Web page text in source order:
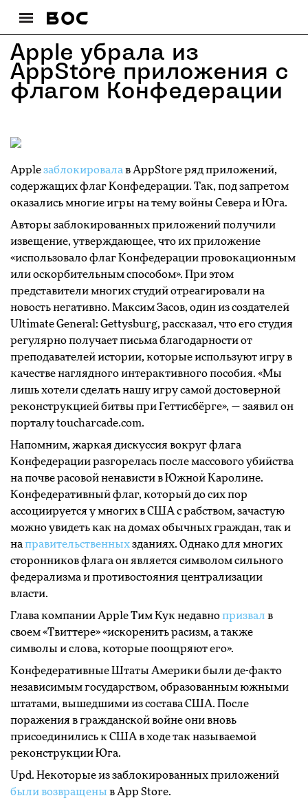
Apple убрала из
AppStore приложения с
флагом Конфедерации
Appleзаблокировала в AppStore ряд приложений,
содержащих флаг Конфедерации. Так, под запретом
оказались многие игры на тему войны Севера и Юга.
Авторы заблокированных приложений получили
извещение, утверждающее, что их приложение
«использовало флаг Конфедерации провокационным
или оскорбительным способом». При этом
представители многих студий отреагировали на
новость негативно. Максим Засов, один из создателей
Ultimate General: Gettysburg, рассказал, что его студия
регулярно получает письма благодарности от
преподавателей истории, которые используют игру в
качестве наглядного интерактивного пособия. «Мы
лишь хотели сделать нашу игру самой достоверной
реконструкцией битвы при Геттисбёрге», — заявил он
порталу toucharcade.com.
Напомним, жаркая дискуссия вокруг флага
Конфедерации разгорелась после массового убийства
на почве расовой ненависти в Южной Каролине.
Конфедеративный флаг, который до сих пор
ассоциируется у многих в США с рабством, зачастую
можно увидеть как на домах обычных граждан, так и
на правительственныхзданиях. Однако для многих
сторонников флага он является символом сильного
федерализма и противостояния централизации
власти.
Глава компании Apple Тим Кук недавнопризвал в
своем «Твиттере» «искоренить расизм, а также
символы и слова, которые поощряют его».
Конфедеративные Штаты Америки были де-факто
независимым государством, образованным южными
штатами, вышедшими из состава США. После
поражения в гражданской войне они вновь
присоединились к США в ходе так называемой
реконструкции Юга.
Upd. Некоторые из заблокированных приложений
были возвращены в App Store.